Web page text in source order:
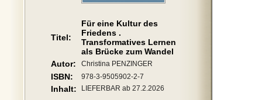
Titel:
Für eine Kultur des
Friedens .
Transformatives Lernen
als Brücke zum Wandel
Autor:
Christina PENZINGER
ISBN: 978-3-9505902-2-7
Inhalt:
LIEFERBAR ab 27.2.2026